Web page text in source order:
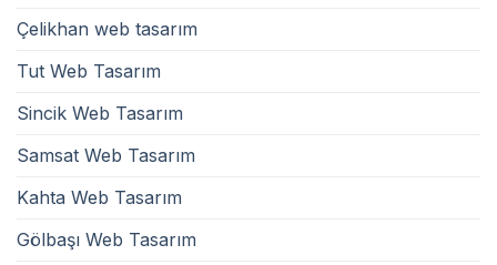
Çelikhan web tasarım
Tut Web Tasarım
Sincik Web Tasarım
Samsat Web Tasarım
Kahta Web Tasarım
Gölbaşı Web Tasarım